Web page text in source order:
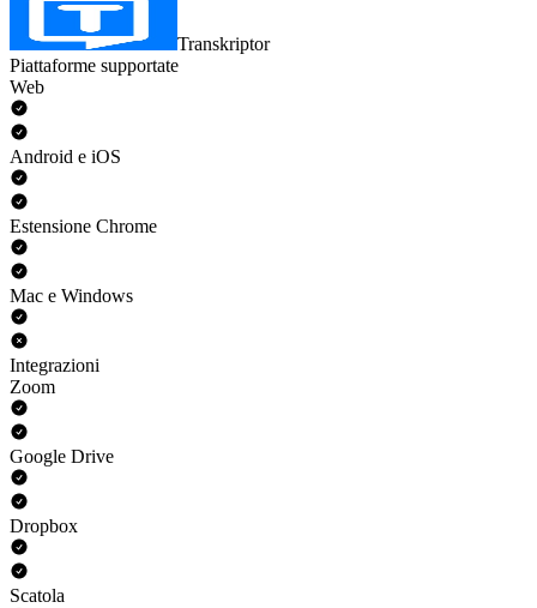
Transkriptor
Piattaforme supportate
Web
Android e iOS
Estensione Chrome
Mac e Windows
Integrazioni
Zoom
Google Drive
Dropbox
Scatola